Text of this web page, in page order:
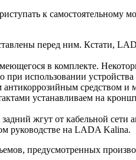
к самостоятельному
перед ним. Кстати,
в комплекте.
использовании
средством
устанавливаем на
жгут от кабельной
руководстве на LADA Kalina.
предусмотренных